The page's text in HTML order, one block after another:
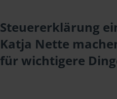
Steuererklärung
Katja Nette
für wichtigere